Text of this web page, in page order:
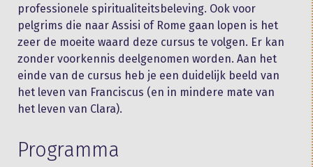
professionele spiritualiteitsbeleving. Ook voor
pelgrims die naar Assisi of Rome gaan lopen is het
zeer de moeite waard deze cursus te volgen. Er kan
zonder voorkennis deelgenomen worden. Aan het
einde van de cursus heb je een duidelijk beeld van
het leven van Franciscus (en in mindere mate van
het leven van Clara).
Programma